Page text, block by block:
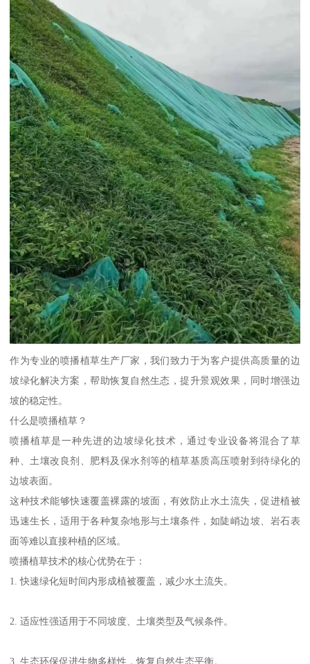
作为专业的喷播植草生产厂家，我们致力于为客户提供高质量的边
坡绿化解决方案，帮助恢复自然生态，提升景观效果，同时增强边
坡的稳定性。
什么是喷播植草？
喷播植草是一种先进的边坡绿化技术，通过专业设备将混合了草
种、土壤改良剂、肥料及保水剂等的植草基质高压喷射到待绿化的
边坡表面。
这种技术能够快速覆盖裸露的坡面，有效防止水土流失，促进植被
迅速生长，适用于各种复杂地形与土壤条件，如陡峭边坡、岩石表
面等难以直接种植的区域。
喷播植草技术的核心优势在于：
1. 快速绿化短时间内形成植被覆盖，减少水土流失。
2. 适应性强适用于不同坡度、土壤类型及气候条件。
3. 生态环保促进生物多样性，恢复自然生态平衡。